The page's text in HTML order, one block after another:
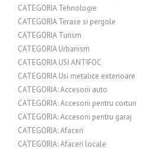
CATEGORIA Tehnologie
CATEGORIA Terase si pergole
CATEGORIA Turism
CATEGORIA Urbanism
CATEGORIA USI ANTIFOC
CATEGORIA Usi metalice exterioare
CATEGORIA: Accesorii auto
CATEGORIA: Accesorii pentru corturi
CATEGORIA: Accesorii pentru garaj
CATEGORIA: Afaceri
CATEGORIA: Afaceri locale